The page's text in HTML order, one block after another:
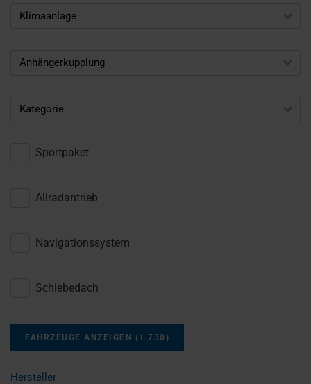
Klimaanlage
Anhängerkupplung
Kategorie
Sportpaket
Allradantrieb
Navigationssystem
Schiebedach
FAHRZEUGE ANZEIGEN (1.730 )
Hersteller